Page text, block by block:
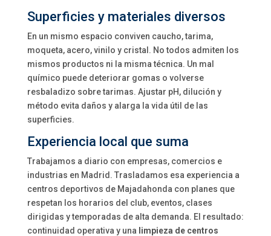
Superficies y materiales diversos
En un mismo espacio conviven caucho, tarima,
moqueta, acero, vinilo y cristal. No todos admiten los
mismos productos ni la misma técnica. Un mal
químico puede deteriorar gomas o volverse
resbaladizo sobre tarimas. Ajustar pH, dilución y
método evita daños y alarga la vida útil de las
superficies.
Experiencia local que suma
Trabajamos a diario con empresas, comercios e
industrias en Madrid. Trasladamos esa experiencia a
centros deportivos de Majadahonda con planes que
respetan los horarios del club, eventos, clases
dirigidas y temporadas de alta demanda. El resultado:
continuidad operativa y una limpieza de centros